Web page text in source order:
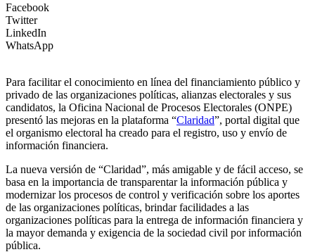
Facebook
Twitter
LinkedIn
WhatsApp
Para facilitar el conocimiento en línea del financiamiento público y
privado de las organizaciones políticas, alianzas electorales y sus
candidatos, la Oficina Nacional de Procesos Electorales (ONPE)
presentó las mejoras en la plataforma “Claridad”, portal digital que
el organismo electoral ha creado para el registro, uso y envío de
información financiera.
La nueva versión de “Claridad”, más amigable y de fácil acceso, se
basa en la importancia de transparentar la información pública y
modernizar los procesos de control y verificación sobre los aportes
de las organizaciones políticas, brindar facilidades a las
organizaciones políticas para la entrega de información financiera y
la mayor demanda y exigencia de la sociedad civil por información
pública.